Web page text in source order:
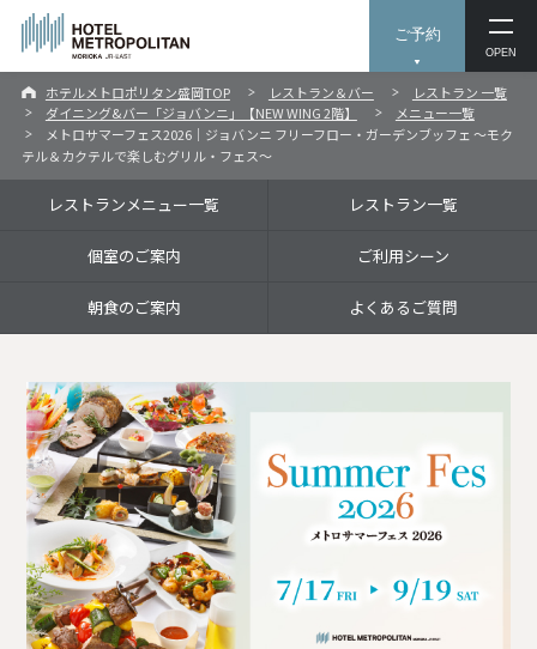
ご予約
OPEN
ホテルメトロポリタン盛岡TOP レストラン＆バー
レストラン 一覧
ダイニング&バー「ジョバンニ」【NEW WING 2階】
メニュー一覧
メトロサマーフェス2026｜ジョバンニ フリーフロー・ガーデンブッフェ ～モク
テル＆カクテルで楽しむグリル・フェス～
レストランメニュー一覧 レストラン一覧
個室のご案内 ご利用シーン
朝食のご案内 よくあるご質問